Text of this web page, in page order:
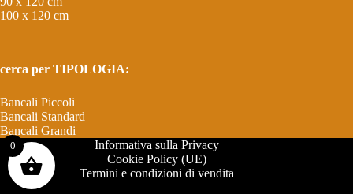
100 x 120 cm
cerca per TIPOLOGIA:
Bancali Piccoli
Bancali Standard
Bancali Grandi
Informativa sulla Privacy
Cookie Policy (UE)
Termini e condizioni di vendita
0